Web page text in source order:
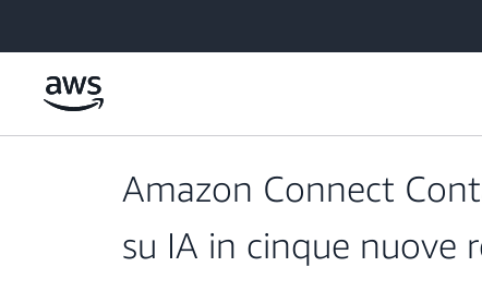
Amazon Connect
su IA in cinque nuove